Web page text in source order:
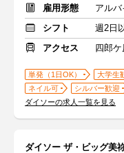
雇用形態
アルバ
シフト
週2日
アクセス
四郎ケ
単発（1日OK） 大学生
ネイル可
シルバー歓迎
ダイソーの求人一覧を見る
ダイソー ザ・ビッグ美